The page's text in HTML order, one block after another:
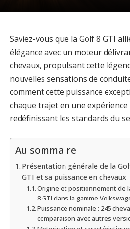
Saviez-vous que la Golf 8 GTI
élégance avec un moteur
chevaux, propulsant cette
nouvelles sensations de
comment cette puissance
chaque trajet en une
redéfinissant les standards du
Au sommaire
Présentation générale de la
GTI et sa puissance en chevaux
Origine et positionnement de
8 GTI dans la gamme
Puissance nominale : 245
comparaison avec autres